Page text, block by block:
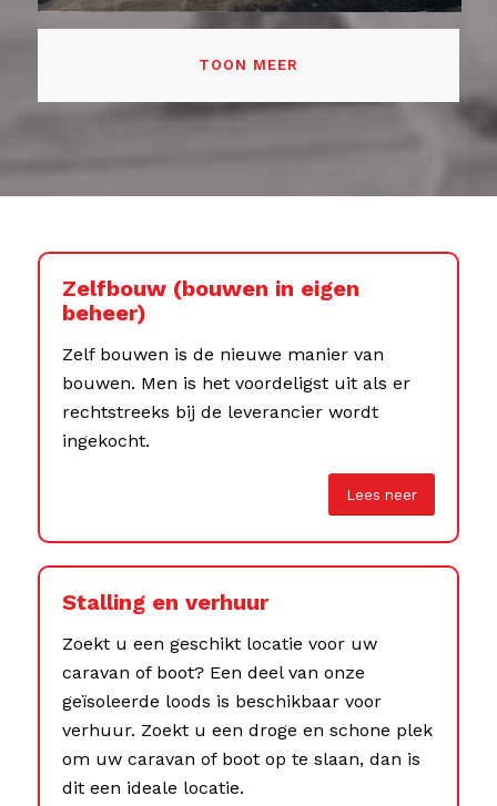
TOON MEER
Zelfbouw (bouwen in eigen
beheer)
Zelf bouwen is de nieuwe manier van
bouwen. Men is het voordeligst uit als er
rechtstreeks bij de leverancier wordt
ingekocht.
Lees neer
Stalling en verhuur
Zoekt u een geschikt locatie voor uw
caravan of boot? Een deel van onze
geïsoleerde loods is beschikbaar voor
verhuur. Zoekt u een droge en schone plek
om uw caravan of boot op te slaan, dan is
dit een ideale locatie.